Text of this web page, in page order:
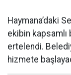
Haymana’daki
ekibin
ertelendi.
hizmete